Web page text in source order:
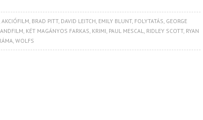
AKCIÓFILM, BRAD PITT, DAVID LEITCH, EMILY BLUNT, FOLYTATÁS, GEORGE
, KÉT MAGÁNYOS FARKAS, KRIMI, PAUL MESCAL, RIDLEY SCOTT, RYAN
, WOLFS